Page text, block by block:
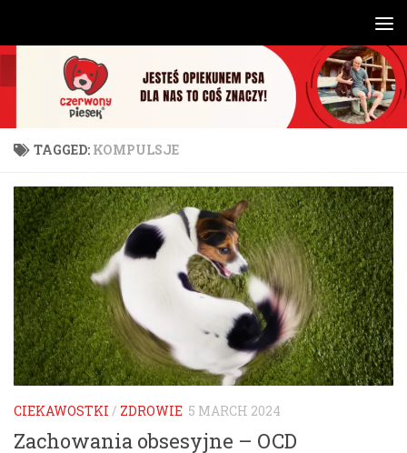
TAGGED: KOMPULSJE
CIEKAWOSTKI / ZDROWIE 5 MARCH 2024
Zachowania obsesyjne – OCD